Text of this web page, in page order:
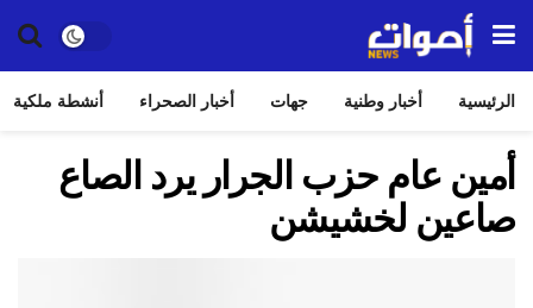
الرئيسية أخبار وطنية جهات أخبار الصحراء أنشطة ملكية
أمين عام حزب الجرار يرد الصاع
صاعين لخشيشن